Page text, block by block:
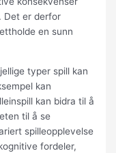
Det er derfor
en sunn
typer spill kan
kan
kan bidra til å
til å se
spilleopplevelse
fordeler,